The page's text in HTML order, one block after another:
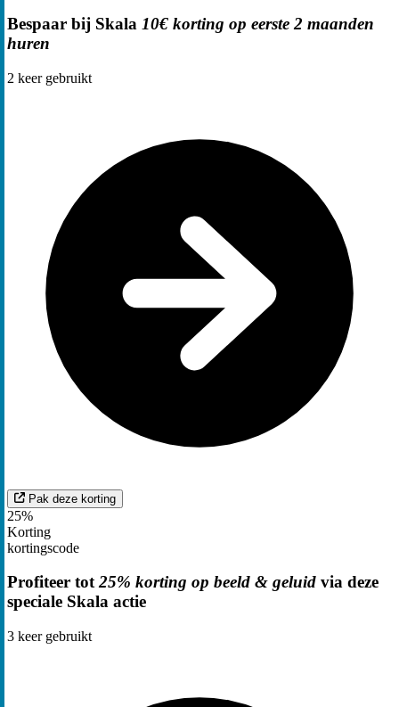
Bespaar bij Skala 10€ korting op eerste 2 maanden
huren
2 keer gebruikt
Pak deze korting
25%
Korting
kortingscode
Profiteer tot25% korting op beeld & geluid via deze
speciale Skala actie
3 keer gebruikt